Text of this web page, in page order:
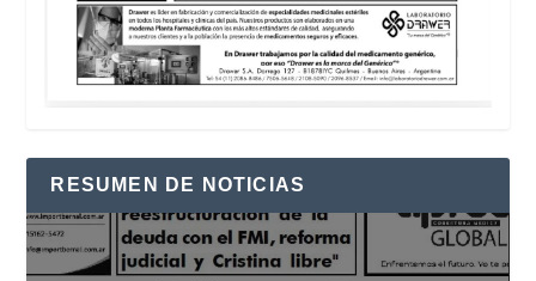
RESUMEN DE NOTICIAS
Reproductor
de
vídeo